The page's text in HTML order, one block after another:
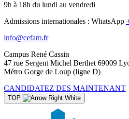
9h à 18h du lundi au vendredi
Admissions internationales : WhatsApp
info@cefam.fr
Campus René Cassin
47 rue Sergent Michel Berthet 69009
Métro Gorge de Loup (ligne D)
CANDIDATEZ DES MAINTENANT
TOP